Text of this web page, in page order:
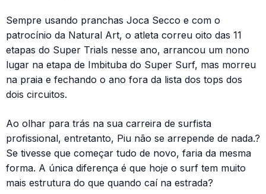
Sempre usando pranchas Joca Secco e com o
patrocínio da Natural Art, o atleta correu oito das 11
etapas do Super Trials nesse ano, arrancou um nono
lugar na etapa de Imbituba do Super Surf, mas morreu
na praia e fechando o ano fora da lista dos tops dos
dois circuitos.
Ao olhar para trás na sua carreira de surfista
profissional, entretanto, Piu não se arrepende de nada.?
Se tivesse que começar tudo de novo, faria da mesma
forma. A única diferença é que hoje o surf tem muito
mais estrutura do que quando caí na estrada?